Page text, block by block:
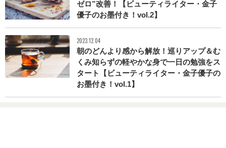
ゼロ”改善！【ビューティライター・金子
優子のお墨付き！vol.2】
2023.12.04
朝のどんより感から解放！巡りアップ＆む
くみ知らずの軽やかな身で一日の勉強をス
タート【ビューティライター・金子優子の
お墨付き！vol.1】